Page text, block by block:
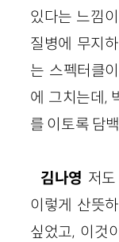
있다는 느낌
질병에 무지
는 스펙터클
에 그치는데,
를 이토록 담
김나영 저
이렇게 산뜻
싶었고, 이것